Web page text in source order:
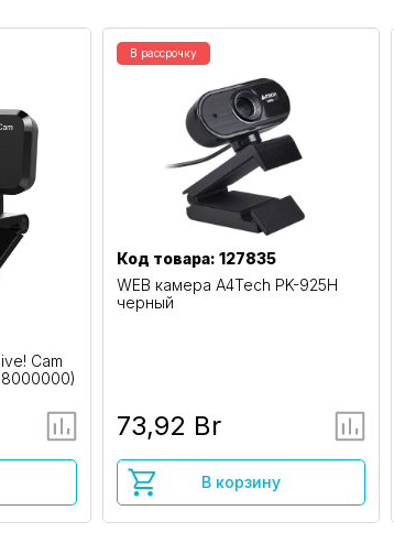
Cam
В рассрочку
Код товара: 127835
WEB камера A4Tech PK-925H
черный
73,92 Br
В корзину